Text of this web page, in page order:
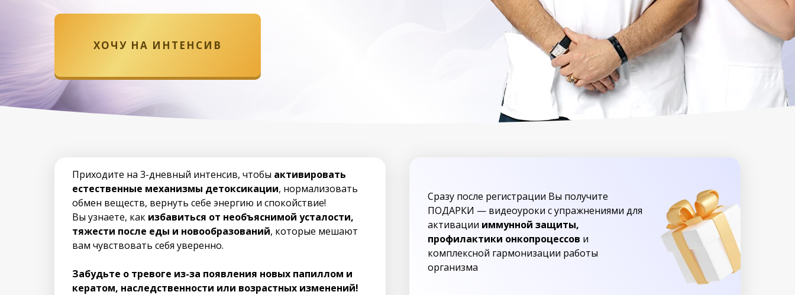
ХОЧУ НА ИНТЕНСИВ
Приходите на 3-дневный интенсив, чтобы активировать
естественные механизмы детоксикации, нормализовать
обмен веществ, вернуть себе энергию и спокойствие!
Вы узнаете, как избавиться от необъяснимой усталости,
тяжести после еды и новообразований, которые мешают
вам чувствовать себя уверенно.
Забудьте о тревоге из-за появления новых папиллом и
кератом, наследственности или возрастных изменений!
Сразу после регистрации Вы получите
ПОДАРКИ — видеоуроки с упражнениями для
активации иммунной защиты,
профилактики онкопроцессов и
комплексной гармонизации работы
организма